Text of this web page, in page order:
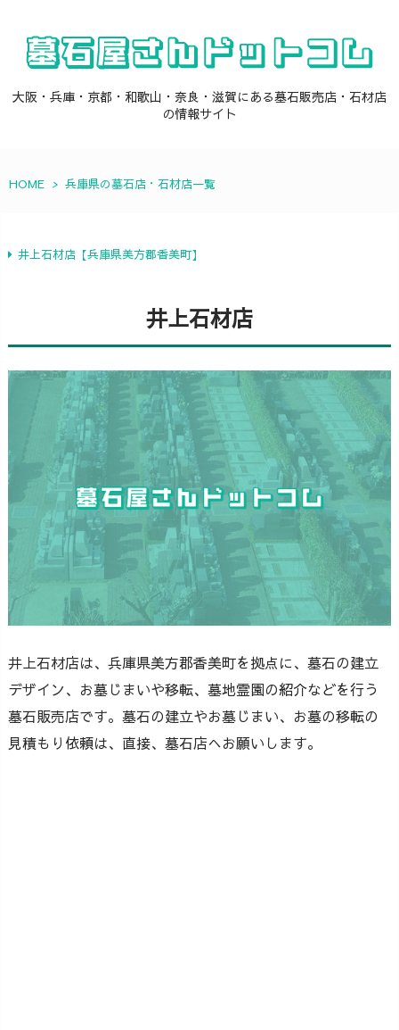
大阪・兵庫・京都・和歌山・奈良・滋賀にある墓石販売店・石材店
の情報サイト
HOME > 兵庫県の墓石店・石材店一覧
井上石材店【兵庫県美方郡香美町】
井上石材店
井上石材店は、兵庫県美方郡香美町を拠点に、墓石の建立
デザイン、お墓じまいや移転、墓地霊園の紹介などを行う
墓石販売店です。墓石の建立やお墓じまい、お墓の移転の
見積もり依頼は、直接、墓石店へお願いします。